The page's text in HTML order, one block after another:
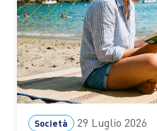
Società 29 Luglio 2026